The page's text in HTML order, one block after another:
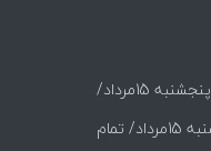
قیمت طلا، دلار و سکه امروز پنجشنبه 15مرداد/
قیمت طلا و سکه امروز پنجشنبه 15مرداد/ تمام